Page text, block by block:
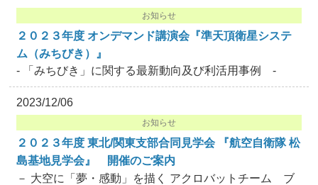
お知らせ
２０２３年度 オンデマンド講演会『準天頂衛星システ
ム（みちびき）』
- 「みちびき」に関する最新動向及び利活用事例 -
2023/12/06
お知らせ
２０２３年度 東北/関東支部合同見学会 『航空自衛隊 松
島基地見学会』 開催のご案内
－ 大空に「夢・感動」を描く アクロバットチーム ブ